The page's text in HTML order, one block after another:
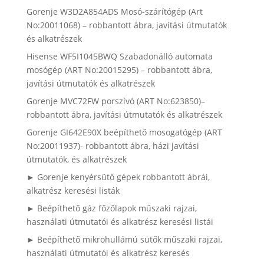
Gorenje W3D2A854ADS Mosó-szárítógép (Art
No:20011068) – robbantott ábra, javítási útmutatók
és alkatrészek
Hisense WF5I1045BWQ Szabadonálló automata
mosógép (ART No:20015295) – robbantott ábra,
javítási útmutatók és alkatrészek
Gorenje MVC72FW porszívó (ART No:623850)–
robbantott ábra, javítási útmutatók és alkatrészek
Gorenje GI642E90X beépíthető mosogatógép (ART
No:20011937)- robbantott ábra, házi javítási
útmutatók, és alkatrészek
► Gorenje kenyérsütő gépek robbantott ábrái,
alkatrész keresési listák
► Beépíthető gáz főzőlapok műszaki rajzai,
használati útmutatói és alkatrész keresési listái
► Beépíthető mikrohullámú sütők műszaki rajzai,
használati útmutatói és alkatrész keresés